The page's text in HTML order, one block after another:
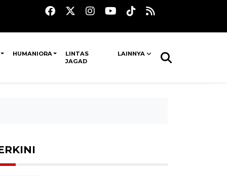
HUMANIORA
LINTAS
JAGAD
LAINNYA